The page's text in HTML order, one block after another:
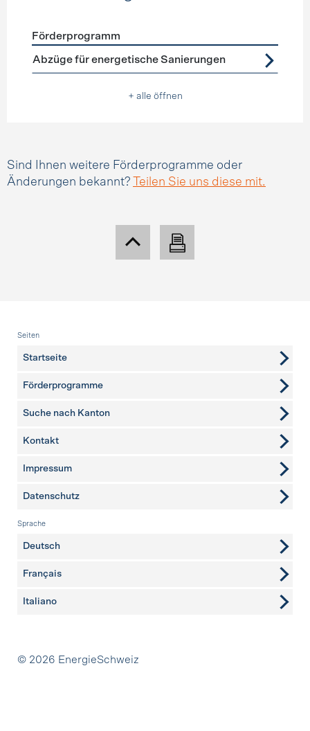
Förderprogramme Steuerabzüge
Förderprogramm
Abzüge für energetische Sanierungen
+ alle öffnen
Sind Ihnen weitere Förderprogramme oder
Änderungen bekannt?
Teilen Sie uns diese mit.
Fusszeile
Seiten
Startseite
Förderprogramme
Suche nach Kanton
weitere Seiten
Kontakt
Impressum
Datenschutz
Sprache
Deutsch
Français
Italiano
Partner
© 2026 EnergieSchweiz